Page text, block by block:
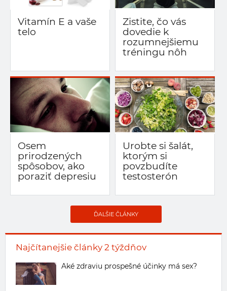
Najčítanejšie články 2 týždňov
Aké zdraviu prospešné účinky má sex?
Vitamín E a vaše
telo
Zistite, čo vás
dovedie k
rozumnejšiemu
tréningu nôh
Osem
prirodzených
spôsobov, ako
poraziť depresiu
Urobte si šalát,
ktorým si
povzbudíte
testosterón
ĎALŠIE ČLÁNKY